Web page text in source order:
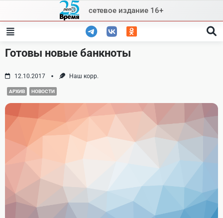
content
сетевое издание 16+
Готовы новые банкноты
12.10.2017 Наш корр.
АРХИВ НОВОСТИ